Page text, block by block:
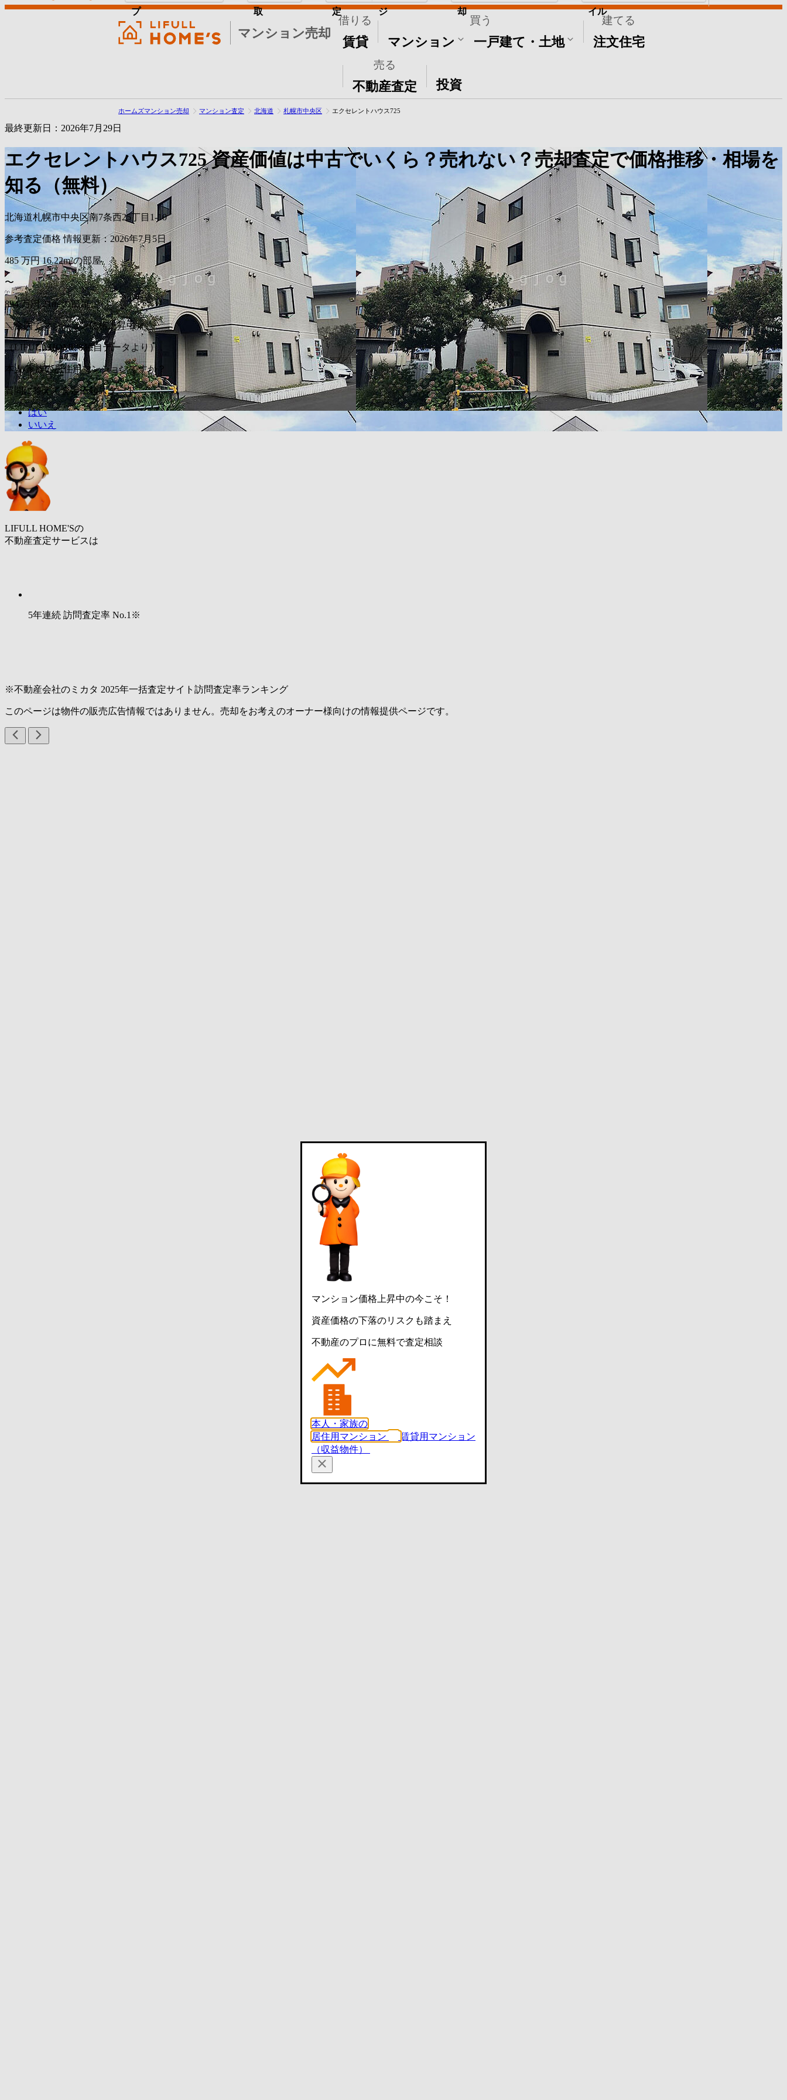
マンション売却
借りる
賃貸
買う
マンション 一戸建て・土地
建てる
注文住宅
売る
不動産査定
その他
投資
プ 取 定 ジ 却 イル
ホームズマンション売却 マンション査定 北海道 札幌市中央区 エクセレントハウス725
最終更新日：2026年7月29日
エクセレントハウス725 資産価値は中古でいくら？売れない？売却査定で価格推移・相場を
知る（無料）
北海道札幌市中央区南7条西25丁目1-10
参考査定価格 情報更新：2026年7月5日
485 万円 16.22m²の部屋
〜
894 万円 21m²の部屋
＼全国でマンション価格上昇中／
（LIFULL HOME'S独自データより）
本人/家族の居住用マンションですか？
質問に答えて査定依頼スタート
はい
いいえ
LIFULL HOME'Sの
不動産査定サービスは
5年連続 訪問査定率 No.1 ※
※不動産会社のミカタ 2025年一括査定サイト訪問査定率ランキング
このページは物件の販売広告情報ではありません。売却をお考えのオーナー様向けの情報提供ページです。
マンション価格上昇中の今こそ！
資産価格の下落のリスクも踏まえ
不動産のプロに無料で査定相談
本人・家族の
居住用マンション
賃貸用マンション
（収益物件）